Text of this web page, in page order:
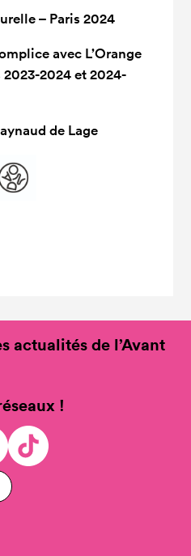
– Paris 2024
avec L’Orange
2023-2024 et 2024-
de Lage
actualités de l’Avant
!